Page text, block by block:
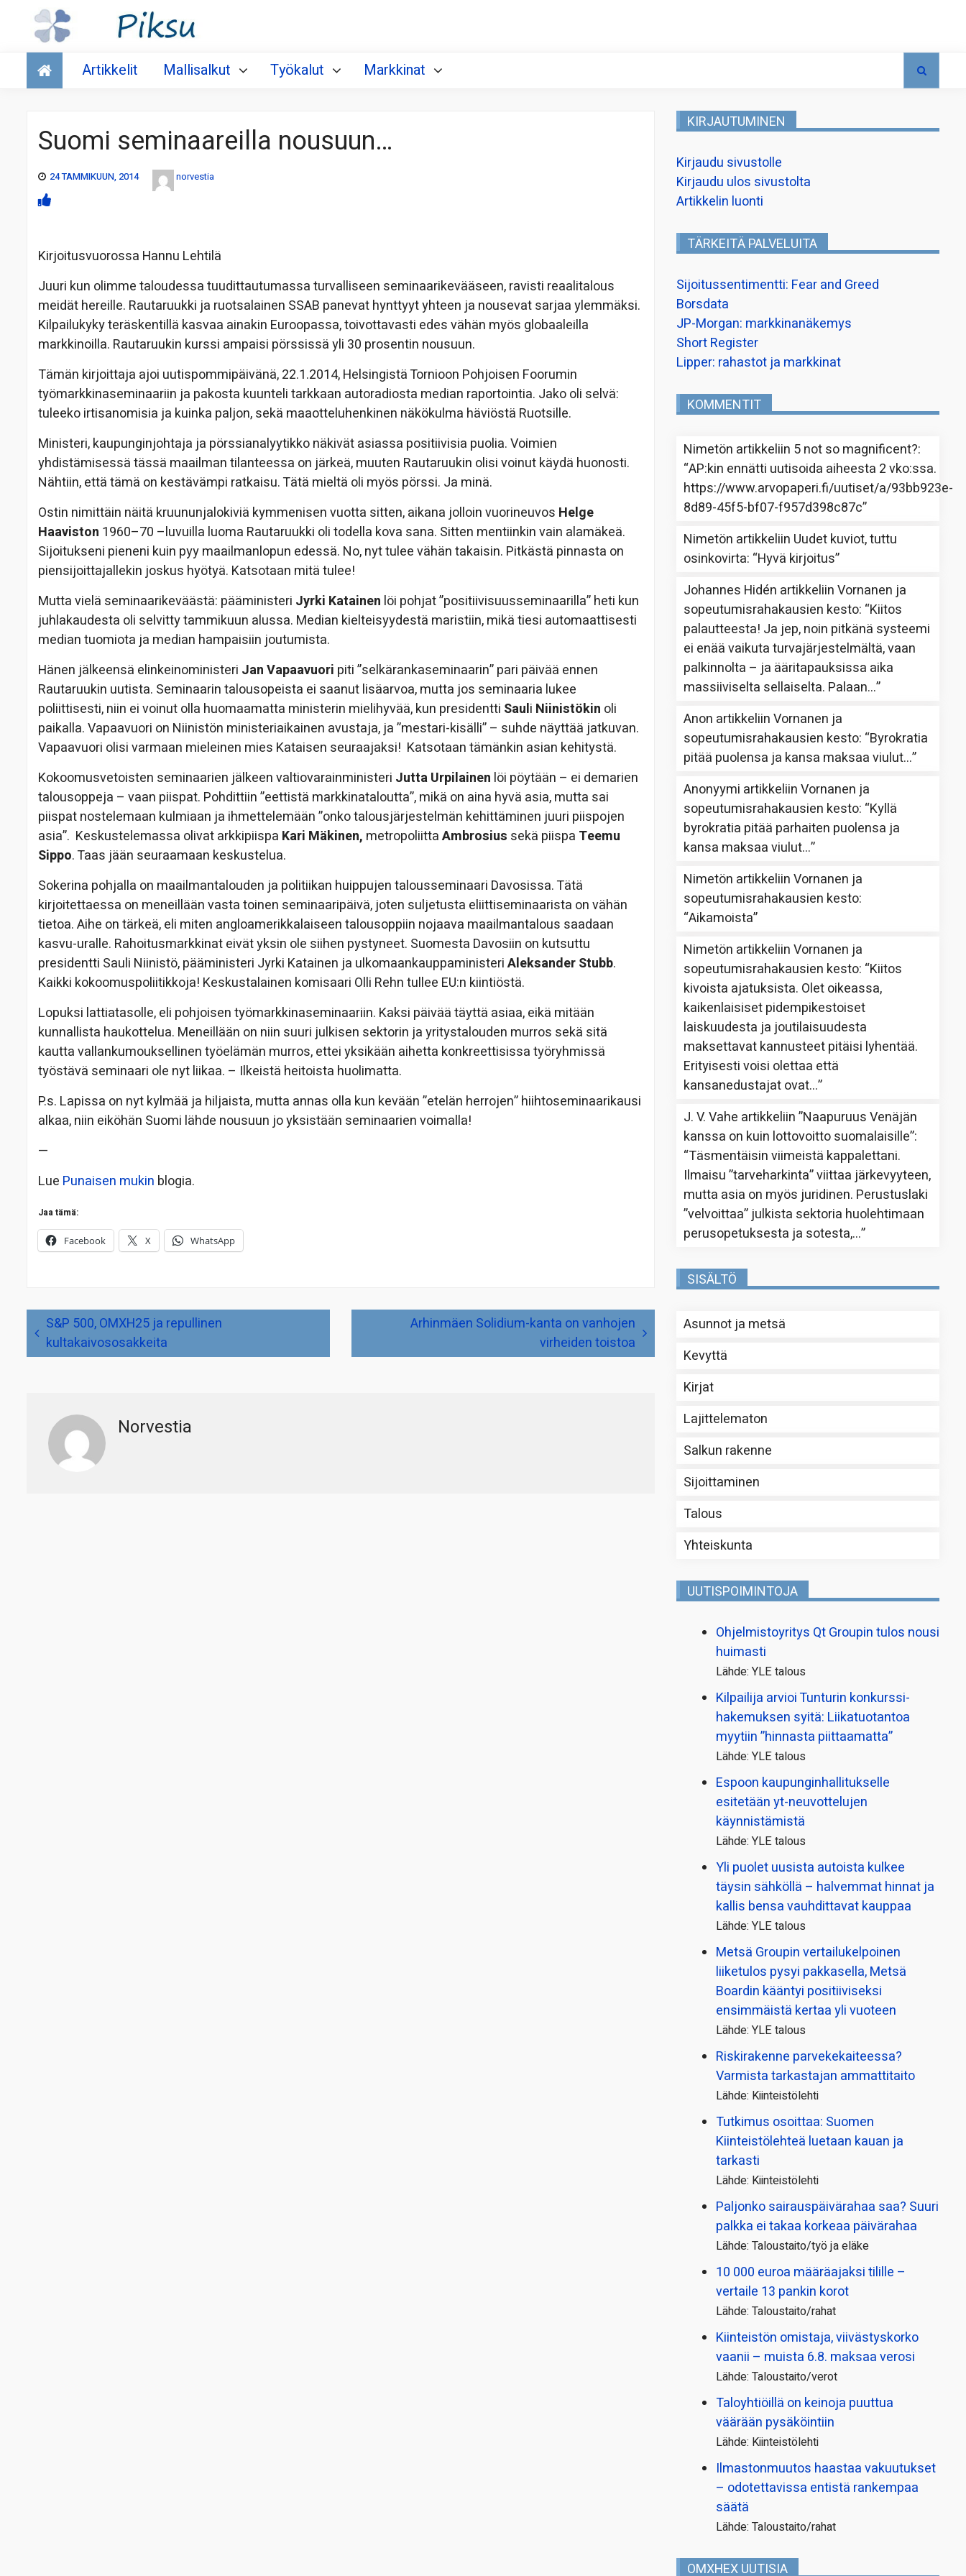
Talous
Artikkelit Mallisalkut Työkalut Markkinat
Suomi seminaareilla nousuun…
24 TAMMIKUUN, 2014 norvestia
Kirjoitusvuorossa Hannu Lehtilä
Juuri kun olimme taloudessa tuudittautumassa turvalliseen seminaarikevääseen, ravisti reaalitalous
meidät hereille. Rautaruukki ja ruotsalainen SSAB panevat hynttyyt yhteen ja nousevat sarjaa ylemmäksi.
Kilpailukyky teräskentillä kasvaa ainakin Euroopassa, toivottavasti edes vähän myös globaaleilla
markkinoilla. Rautaruukin kurssi ampaisi pörssissä yli 30 prosentin nousuun.
Tämän kirjoittaja ajoi uutispommipäivänä, 22.1.2014, Helsingistä Tornioon Pohjoisen Foorumin
työmarkkinaseminaariin ja pakosta kuunteli tarkkaan autoradiosta median raportointia. Jako oli selvä:
tuleeko irtisanomisia ja kuinka paljon, sekä maaotteluhenkinen näkökulma häviöstä Ruotsille.
Ministeri, kaupunginjohtaja ja pörssianalyytikko näkivät asiassa positiivisia puolia. Voimien
yhdistämisessä tässä maailman tilanteessa on järkeä, muuten Rautaruukin olisi voinut käydä huonosti.
Nähtiin, että tämä on kestävämpi ratkaisu. Tätä mieltä oli myös pörssi. Ja minä.
Ostin nimittäin näitä kruununjalokiviä kymmenisen vuotta sitten, aikana jolloin vuorineuvos Helge
Haaviston 1960–70 –luvuilla luoma Rautaruukki oli todella kova sana. Sitten mentiinkin vain alamäkeä.
Sijoitukseni pieneni kuin pyy maailmanlopun edessä. No, nyt tulee vähän takaisin. Pitkästä pinnasta on
piensijoittajallekin joskus hyötyä. Katsotaan mitä tulee!
Mutta vielä seminaarikeväästä: pääministeri Jyrki Katainen löi pohjat ”positiivisuusseminaarilla” heti kun
juhlakaudesta oli selvitty tammikuun alussa. Median kielteisyydestä maristiin, mikä tiesi automaattisesti
median tuomiota ja median hampaisiin joutumista.
Hänen jälkeensä elinkeinoministeri Jan Vapaavuori piti ”selkärankaseminaarin” pari päivää ennen
Rautaruukin uutista. Seminaarin talousopeista ei saanut lisäarvoa, mutta jos seminaaria lukee
poliittisesti, niin ei voinut olla huomaamatta ministerin mielihyvää, kun presidentti Sauli Niinistökin oli
paikalla. Vapaavuori on Niinistön ministeriaikainen avustaja, ja ”mestari-kisälli” – suhde näyttää jatkuvan.
Vapaavuori olisi varmaan mieleinen mies Kataisen seuraajaksi! Katsotaan tämänkin asian kehitystä.
Kokoomusvetoisten seminaarien jälkeen valtiovarainministeri Jutta Urpilainen löi pöytään – ei demarien
talousoppeja – vaan piispat. Pohdittiin ”eettistä markkinataloutta”, mikä on aina hyvä asia, mutta sai
piispat nostelemaan kulmiaan ja ihmettelemään ”onko talousjärjestelmän kehittäminen juuri piispojen
asia”. Keskustelemassa olivat arkkipiispa Kari Mäkinen, metropoliittaAmbrosius sekä piispa Teemu
Sippo. Taas jään seuraamaan keskustelua.
Sokerina pohjalla on maailmantalouden ja politiikan huippujen talousseminaari Davosissa. Tätä
kirjoitettaessa on meneillään vasta toinen seminaaripäivä, joten suljetusta eliittiseminaarista on vähän
tietoa. Aihe on tärkeä, eli miten angloamerikkalaiseen talousoppiin nojaava maailmantalous saadaan
kasvu-uralle. Rahoitusmarkkinat eivät yksin ole siihen pystyneet. Suomesta Davosiin on kutsuttu
presidentti Sauli Niinistö, pääministeri Jyrki Katainen ja ulkomaankauppaministeriAleksander Stubb.
Kaikki kokoomuspoliitikkoja! Keskustalainen komisaari Olli Rehn tullee EU:n kiintiöstä.
Lopuksi lattiatasolle, eli pohjoisen työmarkkinaseminaariin. Kaksi päivää täyttä asiaa, eikä mitään
kunnallista haukottelua. Meneillään on niin suuri julkisen sektorin ja yritystalouden murros sekä sitä
kautta vallankumouksellinen työelämän murros, ettei yksikään aihetta konkreettisissa työryhmissä
työstävä seminaari ole nyt liikaa. – Ilkeistä heitoista huolimatta.
P.s. Lapissa on nyt kylmää ja hiljaista, mutta annas olla kun kevään ”etelän herrojen” hiihtoseminaarikausi
alkaa, niin eiköhän Suomi lähde nousuun jo yksistään seminaarien voimalla!
—
Lue Punaisen mukin blogia.
Jaa tämä:
Facebook X WhatsApp
Artikkelien
selausS&P 500, OMXH25 ja repullinen
kultakaivososakkeita
Arhinmäen Solidium-kanta on vanhojen
virheiden toistoa
Norvestia
KIRJAUTUMINEN
Kirjaudu sivustolle
Kirjaudu ulos sivustolta
Artikkelin luonti
TÄRKEITÄ PALVELUITA
Sijoitussentimentti: Fear and Greed
Borsdata
JP-Morgan: markkinanäkemys
Short Register
Lipper: rahastot ja markkinat
KOMMENTIT
Nimetön artikkeliin 5 not so magnificent?:
“AP:kin ennätti uutisoida aiheesta 2 vko:ssa.
https://www.arvopaperi.fi/uutiset/a/93bb923e-
8d89-45f5-bf07-f957d398c87c”
Nimetön artikkeliin Uudet kuviot, tuttu
osinkovirta: “Hyvä kirjoitus”
Johannes Hidén artikkeliinVornanen ja
sopeutumisrahakausien kesto: “Kiitos
palautteesta! Ja jep, noin pitkänä systeemi
ei enää vaikuta turvajärjestelmältä, vaan
palkinnolta – ja ääritapauksissa aika
massiiviselta sellaiselta. Palaan…”
Anon artikkeliinVornanen ja
sopeutumisrahakausien kesto: “Byrokratia
pitää puolensa ja kansa maksaa viulut…”
Anonyymi artikkeliinVornanen ja
sopeutumisrahakausien kesto: “Kyllä
byrokratia pitää parhaiten puolensa ja
kansa maksaa viulut…”
Nimetön artikkeliinVornanen ja
sopeutumisrahakausien kesto:
“Aikamoista”
Nimetön artikkeliinVornanen ja
sopeutumisrahakausien kesto: “Kiitos
kivoista ajatuksista. Olet oikeassa,
kaikenlaisiset pidempikestoiset
laiskuudesta ja joutilaisuudesta
maksettavat kannusteet pitäisi lyhentää.
Erityisesti voisi olettaa että
kansanedustajat ovat…”
J. V. Vahe artikkeliin”Naapuruus Venäjän
kanssa on kuin lottovoitto suomalaisille”:
“Täsmentäisin viimeistä kappalettani.
Ilmaisu ”tarveharkinta” viittaa järkevyyteen,
mutta asia on myös juridinen. Perustuslaki
”velvoittaa” julkista sektoria huolehtimaan
perusopetuksesta ja sotesta,…”
SISÄLTÖ
Asunnot ja metsä
Kevyttä
Kirjat
Lajittelematon
Salkun rakenne
Sijoittaminen
Talous
Yhteiskunta
UUTISPOIMINTOJA
Ohjelmistoyritys Qt Groupin tulos nousi
huimasti
Lähde: YLE talous
Kilpailija arvioi Tunturin konkurssi­
hakemuksen syitä: Liikatuotantoa
myytiin ”hinnasta piittaamatta”
Lähde: YLE talous
Espoon kaupungin­hallitukselle
esitetään yt-neuvottelujen
käynnistämistä
Lähde: YLE talous
Yli puolet uusista autoista kulkee
täysin sähköllä – halvemmat hinnat ja
kallis bensa vauhdittavat kauppaa
Lähde: YLE talous
Metsä Groupin vertailu­kelpoinen
liiketulos pysyi pakkasella, Metsä
Boardin kääntyi positiiviseksi
ensimmäistä kertaa yli vuoteen
Lähde: YLE talous
Riskirakenne parvekekaiteessa?
Varmista tarkastajan ammattitaito
Lähde: Kiinteistölehti
Tutkimus osoittaa: Suomen
Kiinteistölehteä luetaan kauan ja
tarkasti
Lähde: Kiinteistölehti
Paljonko sairauspäivä­rahaa saa? Suuri
palkka ei takaa korkeaa päivärahaa
Lähde: Taloustaito/työ ja eläke
10 000 euroa määräajaksi tilille –
vertaile 13 pankin korot
Lähde: Taloustaito/rahat
Kiinteistön omistaja, viivästyskorko
vaanii – muista 6.8. maksaa verosi
Lähde: Taloustaito/verot
Taloyhtiöillä on keinoja puuttua
väärään pysäköintiin
Lähde: Kiinteistölehti
Ilmastonmuutos haastaa vakuutukset
– odotettavissa entistä rankempaa
säätä
Lähde: Taloustaito/rahat
OMXHEX UUTISIA